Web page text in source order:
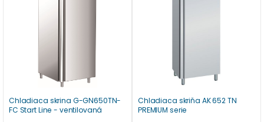
Chladiaca skrina G-GN650TN-
FC Start Line - ventilovaná
Chladiaca skriňa AK 652 TN
PREMIUM serie